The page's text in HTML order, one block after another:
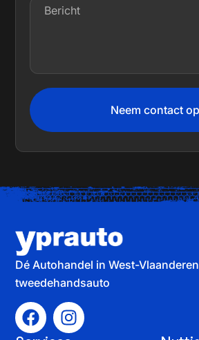
Neem contact op
Dé Autohandel in West-
tweedehandsauto